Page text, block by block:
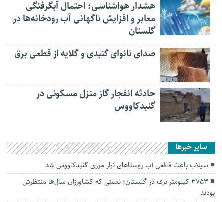
هشدار هواشناسی؛ احتمال آبگرفتگی
معابر و افزایش ناگهانی آب رودخانه‌ها در
گلستان
صدای نانوای گنبدی و گلایه از قطعی برق
حادثه انفجار گاز منزل مسکونی در
گنبدکاووس
سایر خبرها
سیلاب باعث قطعی آب روستاهای نوار مرزی گنبدکاووس شد
۳۷۵۳ کیلومتر برف در گلستان؛ نعمتی که کشاورزان سال‌ها منتظرش
بودند